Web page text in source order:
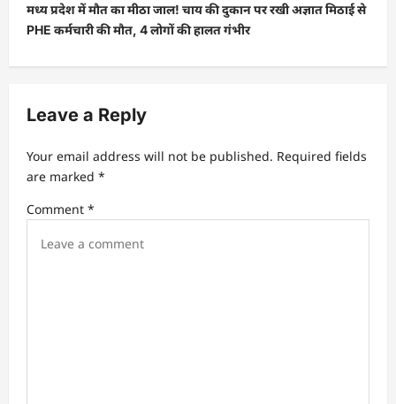
मध्य प्रदेश में मौत का मीठा जाल! चाय की दुकान पर रखी अज्ञात मिठाई से
PHE कर्मचारी की मौत, 4 लोगों की हालत गंभीर
Leave a Reply
Your email address will not be published. Required fields
are marked *
Comment *